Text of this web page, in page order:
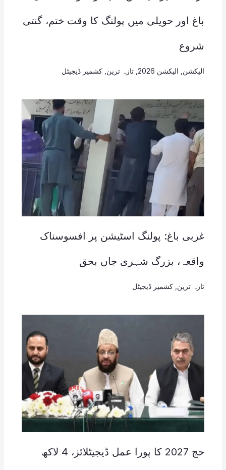
باغ اور حویلی میں پولنگ کا وقت ختم، گنتی
شروع
الیکشن الیکشن 2026 , تازہ ترین کشمیر ڈیجیٹل
غربی باغ: پولنگ اسٹیشن پر افسوسناک
واقعہ، بزرگ شہری جاں بحق
تازہ ترین کشمیر ڈیجیٹل
حج 2027 کا پورا عمل ڈیجیٹلائز، 4 لاکھ